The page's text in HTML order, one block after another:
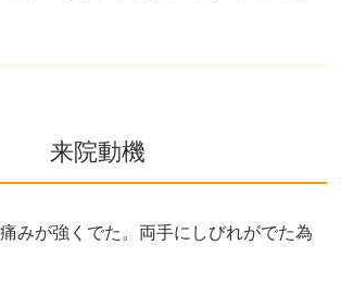
来院動機
みが強くでた。両手にしびれがでた為